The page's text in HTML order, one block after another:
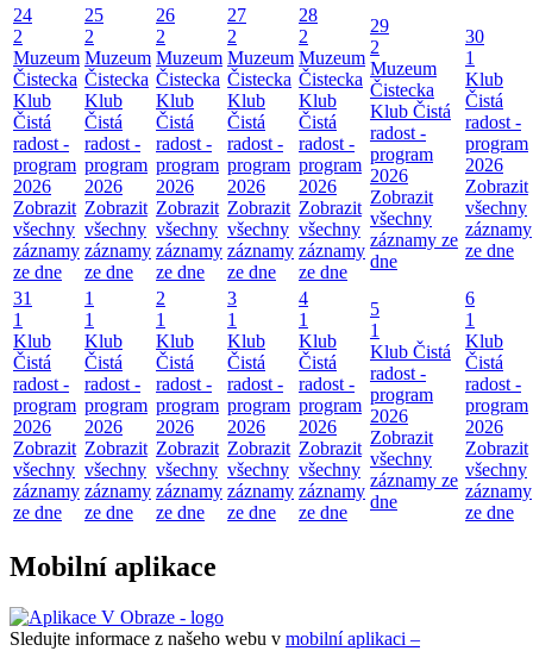
24
2
Muzeum
Čistecka
Klub
Čistá
radost -
program
2026
Zobrazit
všechny
záznamy
ze dne
25
2
Muzeum
Čistecka
Klub
Čistá
radost -
program
2026
Zobrazit
všechny
záznamy
ze dne
26
2
Muzeum
Čistecka
Klub
Čistá
radost -
program
2026
Zobrazit
všechny
záznamy
ze dne
27
2
Muzeum
Čistecka
Klub
Čistá
radost -
program
2026
Zobrazit
všechny
záznamy
ze dne
28
2
Muzeum
Čistecka
Klub
Čistá
radost -
program
2026
Zobrazit
všechny
záznamy
ze dne
29
2
Muzeum
Čistecka
Klub Čistá
radost -
program
2026
Zobrazit
všechny
záznamy ze
dne
30
1
Klub
Čistá
radost -
program
2026
Zobrazit
všechny
záznamy
ze dne
31
1
Klub
Čistá
radost -
program
2026
Zobrazit
všechny
záznamy
ze dne
1
1
Klub
Čistá
radost -
program
2026
Zobrazit
všechny
záznamy
ze dne
2
1
Klub
Čistá
radost -
program
2026
Zobrazit
všechny
záznamy
ze dne
3
1
Klub
Čistá
radost -
program
2026
Zobrazit
všechny
záznamy
ze dne
4
1
Klub
Čistá
radost -
program
2026
Zobrazit
všechny
záznamy
ze dne
5
1
Klub Čistá
radost -
program
2026
Zobrazit
všechny
záznamy ze
dne
6
1
Klub
Čistá
radost -
program
2026
Zobrazit
všechny
záznamy
ze dne
Mobilní aplikace
Sledujte informace z našeho webu v mobilní aplikaci –